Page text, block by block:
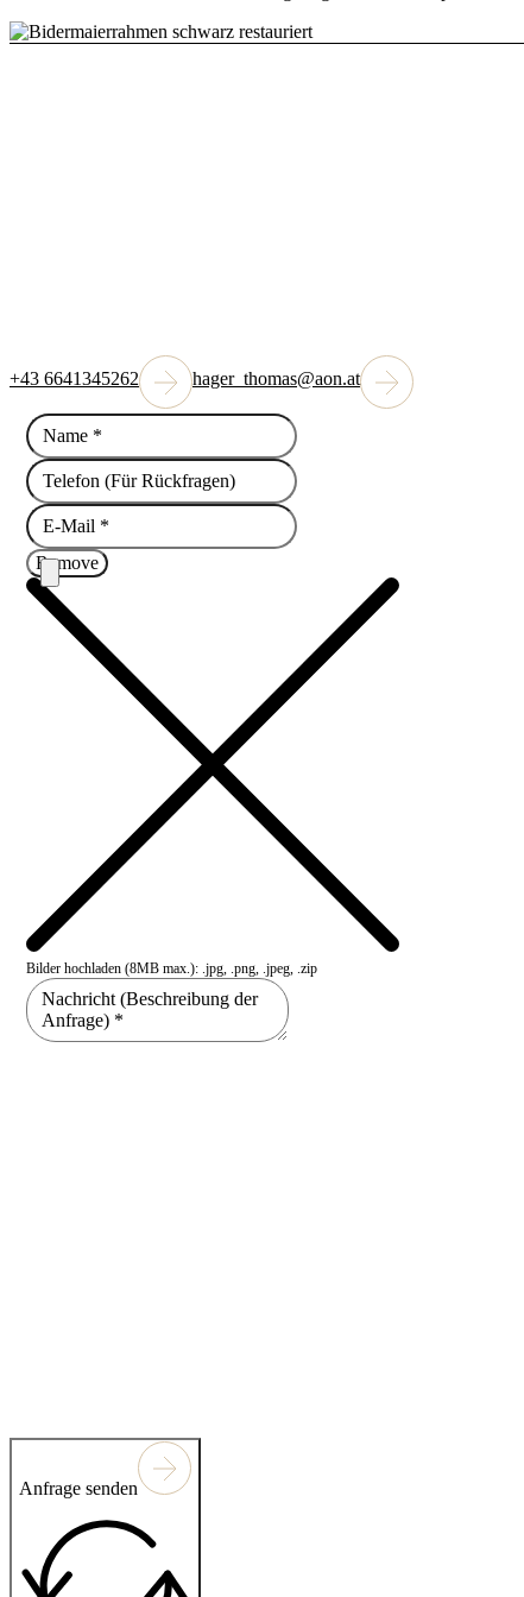
+43 6641345262 hager_thomas@aon.at
Remove
Bilder hochladen (8MB max.): .jpg, .png, .jpeg, .zip
Anfrage senden